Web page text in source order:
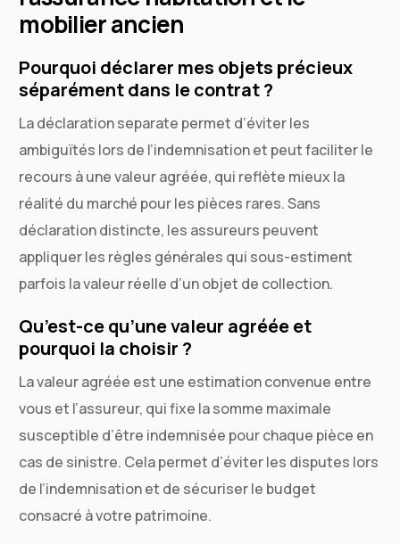
mobilier ancien
Pourquoi déclarer mes objets précieux
séparément dans le contrat ?
La déclaration separate permet d’éviter les
ambiguïtés lors de l’indemnisation et peut faciliter le
recours à une valeur agréée, qui reflète mieux la
réalité du marché pour les pièces rares. Sans
déclaration distincte, les assureurs peuvent
appliquer les règles générales qui sous-estiment
parfois la valeur réelle d’un objet de collection.
Qu’est-ce qu’une valeur agréée et
pourquoi la choisir ?
La valeur agréée est une estimation convenue entre
vous et l’assureur, qui fixe la somme maximale
susceptible d’être indemnisée pour chaque pièce en
cas de sinistre. Cela permet d’éviter les disputes lors
de l’indemnisation et de sécuriser le budget
consacré à votre patrimoine.